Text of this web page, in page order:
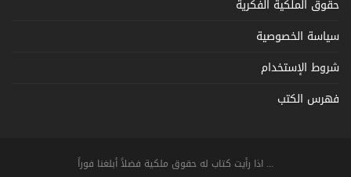
حقوق الملكية الفكرية
سياسة الخصوصية
شروط الإستخدام
فهرس الكتب
... اذا رأيت كتاب له حقوق ملكية فضلاً أبلغنا فوراً